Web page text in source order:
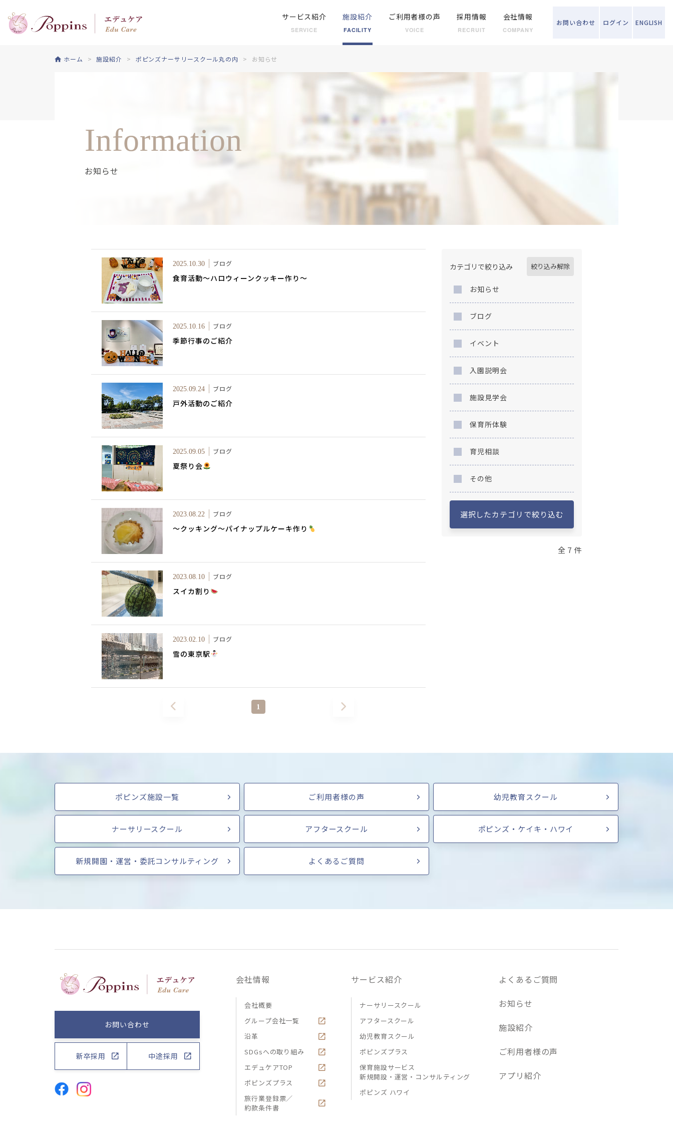
ログイン
お問い合わせ ENGLISH
サービス紹介
SERVICE
施設紹介
FACILITY
ご利用者様の声
VOICE
採用情報
RECRUIT
会社情報
COMPANY
ホーム 施設紹介 ポピンズナーサリースクール丸の内 お知らせ
Information
お知らせ
全 7 件
カテゴリで絞り込み 絞り込み解除
お知らせ
ブログ
イベント
入園説明会
施設見学会
保育所体験
育児相談
その他
選択したカテゴリで絞り込む
2025.10.30 ブログ
食育活動～ハロウィーンクッキー作り～
2025.10.16 ブログ
季節行事のご紹介
2025.09.24 ブログ
戸外活動のご紹介
2025.09.05 ブログ
夏祭り会
2023.08.22 ブログ
～クッキング～パイナップルケーキ作り
2023.08.10 ブログ
スイカ割り
2023.02.10 ブログ
雪の東京駅
1
ポピンズ施設一覧 ご利用者様の声 幼児教育スクール
ナーサリースクール アフタースクール ポピンズ・ケイキ・ハワイ
新規開園・運営・委託コンサルティング よくあるご質問
お問い合わせ
新卒採用 中途採用
会社情報
会社概要
グループ会社一覧
沿革
SDGsへの取り組み
エデュケアTOP
ポピンズプラス
旅行業登録票／
約款条件書
サービス紹介
ナーサリースクール
アフタースクール
幼児教育スクール
ポピンズプラス
保育施設サービス
新規開設・運営・コンサルティング
ポピンズ ハワイ
よくあるご質問
お知らせ
施設紹介
ご利用者様の声
アプリ紹介